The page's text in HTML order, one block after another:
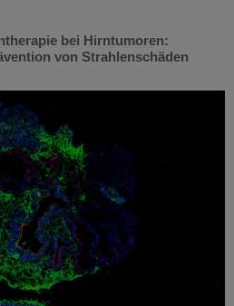
bei Hirntumoren:
von Strahlenschäden